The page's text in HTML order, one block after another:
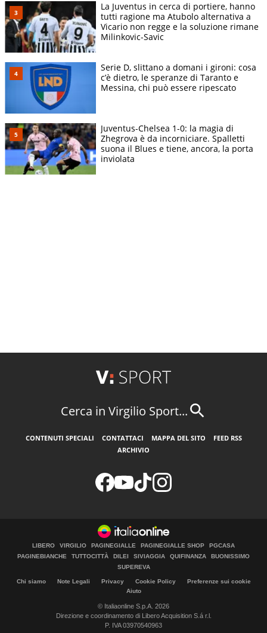
La Juventus in cerca di portiere, hanno
tutti ragione ma Atubolo alternativa a
Vicario non regge e la soluzione rimane
Milinkovic-Savic
Serie D, slittano a domani i gironi: cosa
c’è dietro, le speranze di Taranto e
Messina, chi può essere ripescato
Juventus-Chelsea 1-0: la magia di
Zhegrova è da incorniciare. Spalletti
suona il Blues e tiene, ancora, la porta
inviolata
Cerca in Virgilio Sport...
CONTENUTI SPECIALI CONTATTACI MAPPA DEL SITO
FEED RSS
ARCHIVIO
LIBERO VIRGILIO PAGINEGIALLE PAGINEGIALLE SHOP
PGCASA
PAGINEBIANCHE
TUTTOCITTÀ DILEI SIVIAGGIA QUIFINANZA
BUONISSIMO
SUPEREVA
Chi siamo Note Legali Privacy Cookie Policy
Preferenze sui cookie
Aiuto
© Italiaonline S.p.A. 2026
Direzione e coordinamento di Libero Acquisition S.á r.l.
P. IVA 03970540963